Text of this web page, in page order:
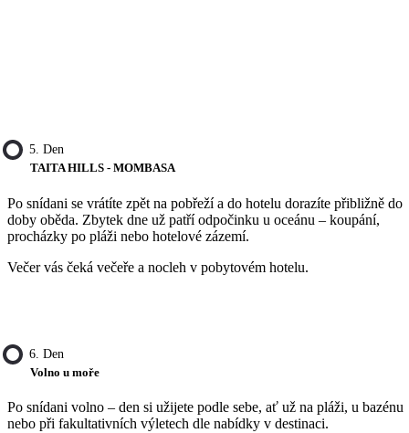
5. Den
TAITA HILLS - MOMBASA
Po snídani se vrátíte zpět na pobřeží a do hotelu dorazíte přibližně do
doby oběda. Zbytek dne už patří odpočinku u oceánu – koupání,
procházky po pláži nebo hotelové zázemí.
Večer vás čeká večeře a nocleh v pobytovém hotelu.
6. Den
Volno u moře
Po snídani volno – den si užijete podle sebe, ať už na pláži, u bazénu
nebo při fakultativních výletech dle nabídky v destinaci.